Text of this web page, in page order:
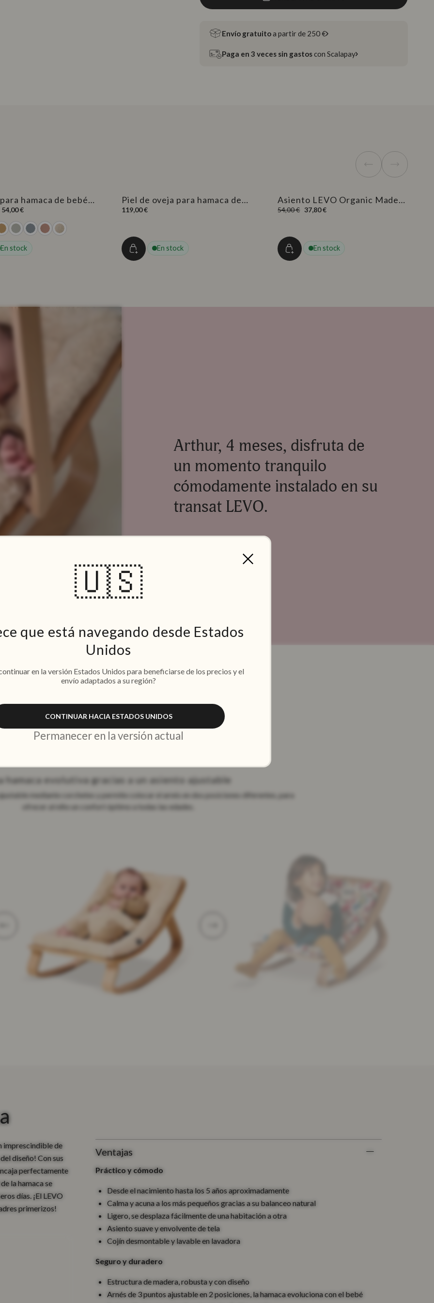
Envío gratuitoa partir de 250 €
Paga en 3 veces sin gastoscon Scalapay
hamaca de bebé
€
En stock
Piel de oveja para hamaca de
bebé LEVO
Precio
119,00 €
En stock
Más información
Asiento LEVO Organic Madera
de Rose Outlet
Precio
54,00 € Precio
37,80 €
En stock
Arthur, 4 meses, disfruta de
un momento tranquilo
cómodamente instalado en su
transat LEVO.
tumbona para toda la vida
hamaca evolutiva gracias a un asiento ajustable
mediante corchetes y permite colocar el arnés en dos posiciones diferentes, para
ofrecer al niño un confort óptimo a todas las edades.
imprescindible de
diseño! Con sus
perfectamente
la hamaca se
días. ¡El LEVO
primerizos!
Ventajas
Práctico y cómodo
Desde el nacimiento hasta los 5 años aproximadamente
Calma y acuna a los más pequeños gracias a su balanceo natural
Ligero, se desplaza fácilmente de una habitación a otra
Asiento suave y envolvente de tela
Cojín desmontable y lavable en lavadora
Seguro y duradero
Estructura de madera, robusta y con diseño
Arnés de 3 puntos ajustable en 2 posiciones, la hamaca evoluciona con el bebé
🇺🇸
que está navegando desde Estados
Unidos
en la versión Estados Unidos para beneficiarse de los precios y el
envío adaptados a su región?
CONTINUAR HACIA ESTADOS UNIDOS
Permanecer en la versión actual